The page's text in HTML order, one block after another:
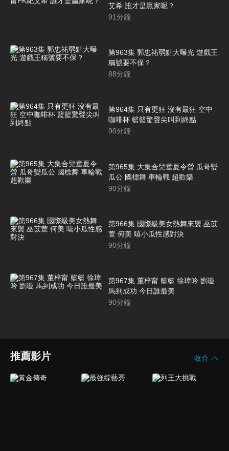
艾希 誰才是贏家呢？
91分鐘
第963集 郭忠祐弱點大曝光 遊戲王
稱號要不保？
88分鐘
第964集 只有更狂 沒有最狂 空中
咖啡杯 籃籃驚聲尖叫到終點
90分鐘
第965集 大集合兒童夏令營 瓜哥變
瓜公 國標舞 車輪戰 超歡樂
90分鐘
第966集 國際級美女熱舞來襲 巫苡
萱 何美 嘻小瓜性感對決
90分鐘
第967集 董梓甯 籃籃 徐瑋吟 劉璇
馬到成功 今日誰最美
90分鐘
推薦影片 收合